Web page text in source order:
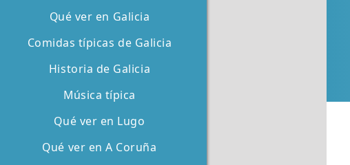
Qué ver en Galicia
Comidas típicas de Galicia
Historia de Galicia
Música típica
Qué ver en Lugo
Qué ver en A Coruña